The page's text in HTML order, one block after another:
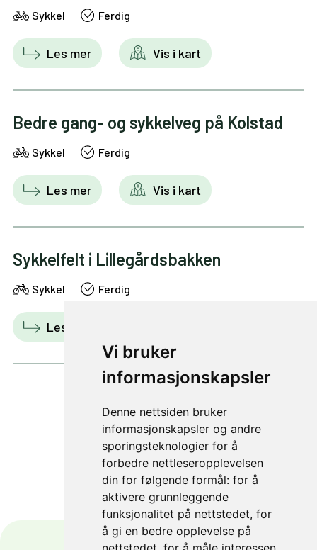
Vi bruker
informasjonskapsler
Denne nettsiden bruker
informasjonskapsler og andre
sporingsteknologier for å
forbedre nettleseropplevelsen
din for følgende formål: for å
aktivere grunnleggende
funksjonalitet på nettstedet, for
å gi en bedre opplevelse på
Sykkel Ferdig
Les mer Vis i kart
Bedre gang- og sykkelveg på Kolstad
Sykkel Ferdig
Les mer Vis i kart
Sykkelfelt i Lillegårdsbakken
Sykkel Ferdig
Les mer
2 av 10